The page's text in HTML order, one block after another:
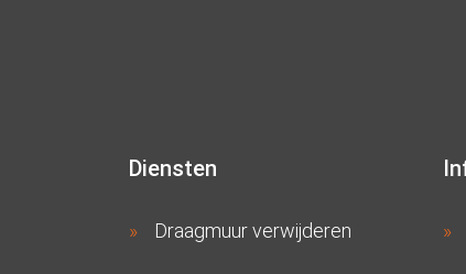
Diensten
Draagmuur verwijderen